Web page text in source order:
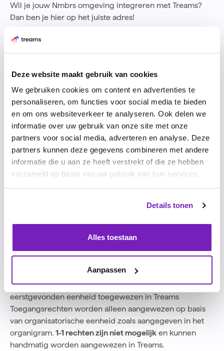
Deze website maakt gebruik van cookies
We gebruiken cookies om content en advertenties te
personaliseren, om functies voor social media te bieden
en om ons websiteverkeer te analyseren. Ook delen we
informatie over uw gebruik van onze site met onze
partners voor social media, adverteren en analyse. Deze
partners kunnen deze gegevens combineren met andere
informatie die u aan ze heeft verstrekt of die ze hebben
verzameld op basis van uw gebruik van hun services.
Details tonen
Alles toestaan
Aanpassen
Wil je jouw Nmbrs omgeving integreren met Treams?
Dan ben je hier op het juiste adres!
volgende voorwaarden van kracht:
Een actieve Treams omgeving
Een actieve Nmbrs omgeving
Beheerdersrechten in beide omgevingen om de
connector op te kunnen zetten
Kennis van de te integreren processen
Daarnaast zijn er nog enkele voorwaarden voor de data
in Nmbrs om te kunnen koppelen met Treams:
Elke medewerker moet eenvoornaamenachternaam
hebben
Elke medewerker moet eenuniek personeelsnummer
hebben welke nooit veranderd
. Wanneer een medewerker
onderdeel is van meerdere eenheden, wordt de
eerstgevonden eenheid toegewezen in Treams
Toegangsrechten worden alleen aangewezen op basis
van organisatorische eenheid zoals aangegeven in het
organigram. 1-1 rechten zijn niet mogelijk en kunnen
handmatig worden aangewezen in Treams.